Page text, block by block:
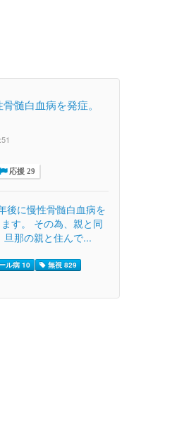
髄白血病を発症。
応援 29
後に慢性骨髄白血病を
す。 その為、親と同
旦那の親と住んで...
ル病 10
無視 829